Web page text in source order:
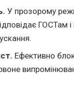
У прозорому
ГОСТам
Ефективно